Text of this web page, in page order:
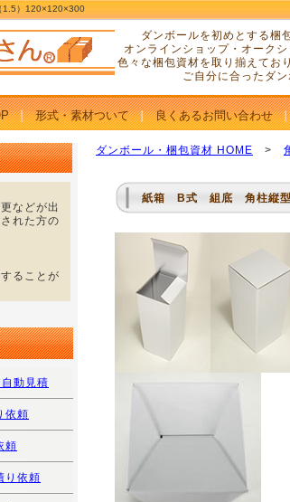
）120×120×300
ダンボールを初めとする梱
オンラインショップ・オーク
色々な梱包資材を取り揃えてお
ご自分に合ったダ
形式・素材ついて 良くあるお問い合わせ
ダンボール・梱包資材 HOME >
紙箱 B式 組底 角柱縦
などが出
れた方の
ることが
動見積
依頼
頼
り依頼